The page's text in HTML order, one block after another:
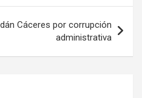
Cáceres por corrupción
administrativa